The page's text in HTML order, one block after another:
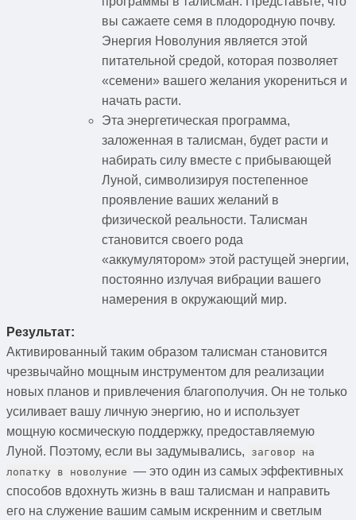
вы сажаете семя в плодородную почву.
Энергия Новолуния является этой
питательной средой, которая позволяет
«семени» вашего желания укорениться и
начать расти.
Эта энергетическая программа,
заложенная в талисман, будет расти и
набирать силу вместе с прибывающей
Луной, символизируя постепенное
проявление ваших желаний в
физической реальности. Талисман
становится своего рода
«аккумулятором» этой растущей энергии,
постоянно излучая вибрации вашего
намерения в окружающий мир.
Результат:
Активированный таким образом талисман становится
чрезвычайно мощным инструментом для реализации
новых планов и привлечения благополучия. Он не только
усиливает вашу личную энергию, но и использует
мощную космическую поддержку, предоставляемую
Луной. Поэтому, если вы задумывались,
заговор на
лопатку в новолуние — это один из самых эффективных
способов вдохнуть жизнь в ваш талисман и направить
его на служение вашим самым искренним и светлым